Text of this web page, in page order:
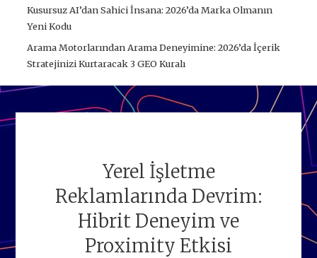
Kusursuz AI’dan Sahici İnsana: 2026’da Marka Olmanın
Yeni Kodu
Arama Motorlarından Arama Deneyimine: 2026’da İçerik
Stratejinizi Kurtaracak 3 GEO Kuralı
Yerel İşletme
Reklamlarında Devrim:
Hibrit Deneyim ve
Proximity Etkisi